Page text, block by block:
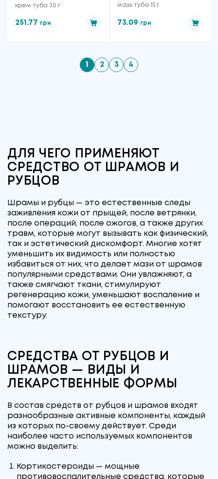
крем туба 30 г
251.77 грн
мазь туба 15 г
73.09 грн
1 2 3 4
ДЛЯ ЧЕГО ПРИМЕНЯЮТ
СРЕДСТВО ОТ ШРАМОВ И
РУБЦОВ
Шрамы и рубцы — это естественные следы
заживления кожи от прыщей, после ветрянки,
после операций, после ожогов, а также других
травм, которые могут вызывать как физический,
так и эстетический дискомфорт. Многие хотят
уменьшить их видимость или полностью
избавиться от них, что делает мази от шрамов
популярными средствами. Они увлажняют, а
также смягчают ткани, стимулируют
регенерацию кожи, уменьшают воспаление и
помогают восстановить ее естественную
текстуру.
СРЕДСТВА ОТ РУБЦОВ И
ШРАМОВ — ВИДЫ И
ЛЕКАРСТВЕННЫЕ ФОРМЫ
В состав средств от рубцов и шрамов входят
разнообразные активные компоненты, каждый
из которых по-своему действует. Среди
наиболее часто используемых компонентов
можно выделить:
Кортикостероиды — мощные
противовоспалительные средства, которые